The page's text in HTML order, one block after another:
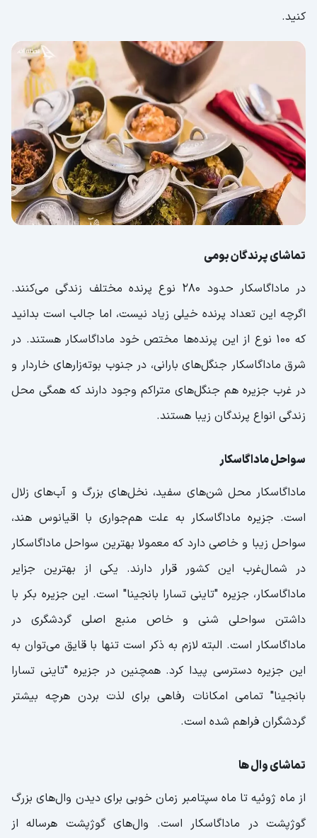
کنید.
تماشای پرندگان بومی
در ماداگاسکار حدود 280 نوع پرنده مختلف زندگی می‌کنند.
اگرچه این تعداد پرنده خیلی زیاد نیست، اما جالب است بدانید
که 100 نوع از این پرنده‌ها مختص خود ماداگاسکار هستند. در
شرق ماداگاسکار جنگل‌های بارانی، در جنوب بوته‌زارهای خاردار و
در غرب جزیره هم جنگل‌های متراکم وجود دارند که همگی محل
زندگی انواع پرندگان زیبا هستند.
سواحل ماداگاسکار
ماداگاسکار محل شن‌های سفید، نخل‌های بزرگ و آب‌های زلال
است. جزیره ماداگاسکار به علت هم‌جواری با اقیانوس هند،
سواحل زیبا و خاصی دارد که معمولا بهترین سواحل ماداگاسکار
در شمال‌غرب این کشور قرار دارند. یکی از بهترین جزایر
ماداگاسکار، جزیره "تاینی تسارا بانجینا" است. این جزیره بکر با
داشتن سواحلی شنی و خاص منبع اصلی گردشگری در
ماداگاسکار است. البته لازم به ذکر است تنها با قایق می‌توان به
این جزیره دسترسی پیدا کرد. همچنین در جزیره "تاینی تسارا
بانجینا" تمامی امکانات رفاهی برای لذت بردن هرچه بیشتر
گردشگران فراهم شده است.
تماشای وال‌ ها
از ماه ژوئیه تا ماه سپتامبر زمان خوبی برای دیدن وال‌های بزرگ
گوژپشت در ماداگاسکار است. وال‌های گوژپشت هرساله از